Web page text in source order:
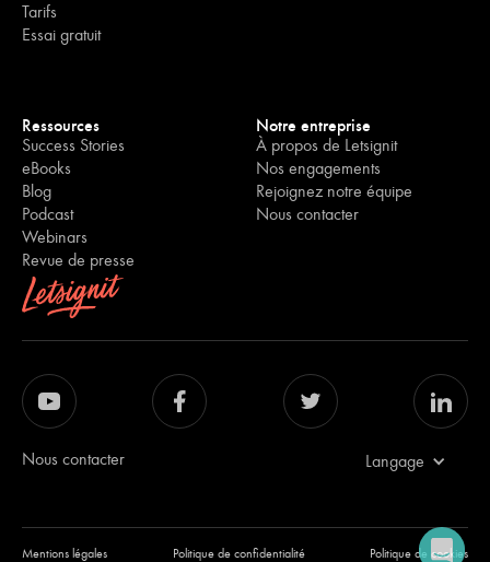
Tarifs
Essai gratuit
Ressources
Success Stories
eBooks
Blog
Podcast
Webinars
Revue de presse
Notre entreprise
À propos de Letsignit
Nos engagements
Rejoignez notre équipe
Nous contacter
Nous contacter Langage
Mentions légales Politique de confidentialité Politique de cookies